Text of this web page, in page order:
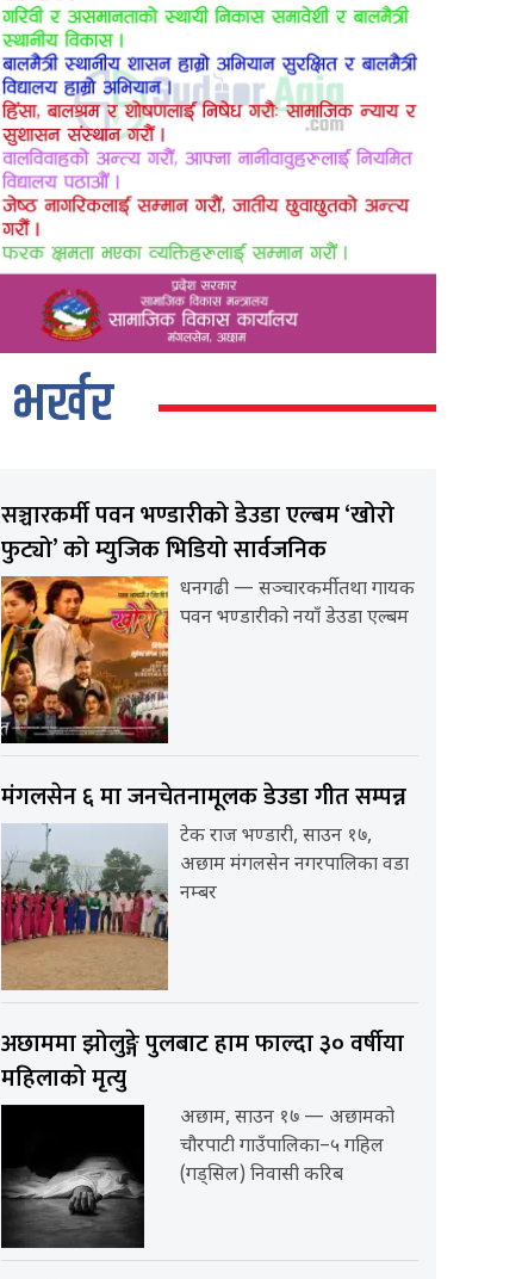
भर्खर
सञ्चारकर्मी पवन भण्डारीको डेउडा एल्बम ‘खोरो
फुट्यो’ को म्युजिक भिडियो सार्वजनिक
धनगढी — सञ्चारकर्मी तथा गायक
पवन भण्डारीको नयाँ डेउडा एल्बम
मंगलसेन ६ मा जनचेतनामूलक डेउडा गीत सम्पन्न
टेक राज भण्डारी, साउन १७,
अछाम मंगलसेन नगरपालिका वडा
नम्बर
अछाममा झोलुङ्गे पुलबाट हाम फाल्दा ३० वर्षीया
महिलाको मृत्यु
अछाम, साउन १७ — अछामको
चौरपाटी गाउँपालिका–५ गहिल
(गड्सिल) निवासी करिब